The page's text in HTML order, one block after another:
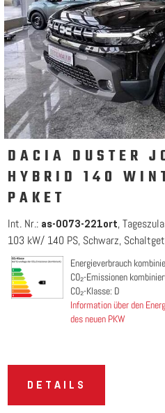
DACIA DUSTER
HYBRID 140
PAKET
Int. Nr.: as-0073-221ort
103 kW/ 140 PS Schwarz
Energieverbrauch
CO₂-Emissionen
CO₂-Klasse: D
Information über den
des neuen PKW
DETAILS